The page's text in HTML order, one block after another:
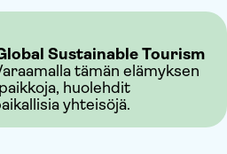
Sustainable Tourism
tämän elämyksen
huolehdit
yhteisöjä.